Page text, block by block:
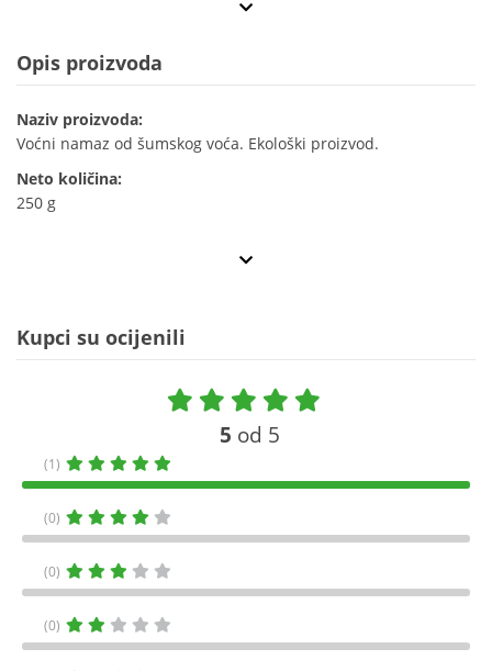
Opis proizvoda
Naziv proizvoda:
Voćni namaz od šumskog voća. Ekološki proizvod.
Neto količina:
250 g
Kupci su ocijenili
5 od 5
(1)
(0)
(0)
(0)